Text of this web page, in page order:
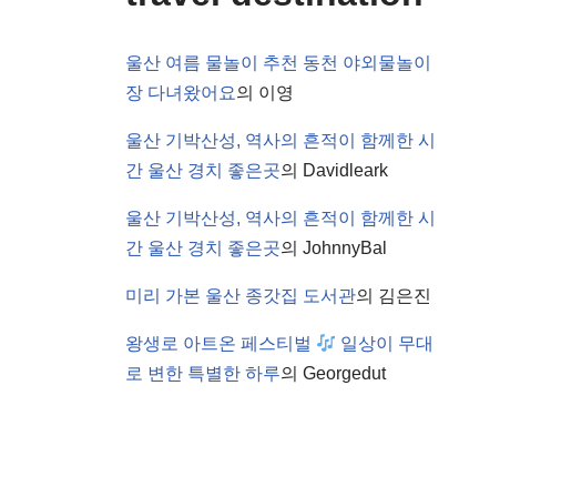
울산 여름 물놀이 추천 동천 야외물놀이
장 다녀왔어요의 이영
울산 기박산성, 역사의 흔적이 함께한 시
간 울산 경치 좋은곳의 Davidleark
울산 기박산성, 역사의 흔적이 함께한 시
간 울산 경치 좋은곳의 JohnnyBal
미리 가본 울산 종갓집 도서관의 김은진
왕생로 아트온 페스티벌
일상이 무대
로 변한 특별한 하루의 Georgedut